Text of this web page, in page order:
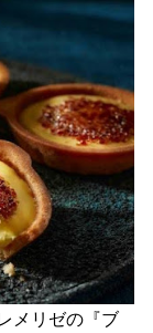
メリゼの『ブ